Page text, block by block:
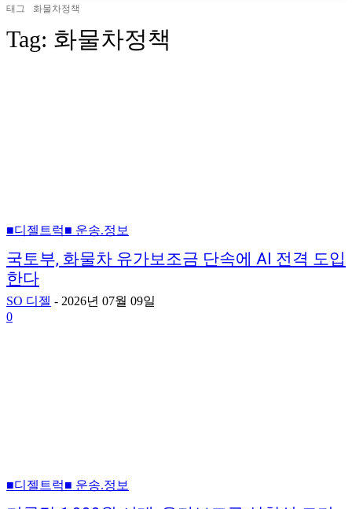
태그 화물차정책
Tag: 화물차정책
■디젤트럭■ 운송.정보
국토부, 화물차 유가보조금 단속에 AI 전격 도입
한다
SO 디젤 - 2026년 07월 09일
0
■디젤트럭■ 운송.정보